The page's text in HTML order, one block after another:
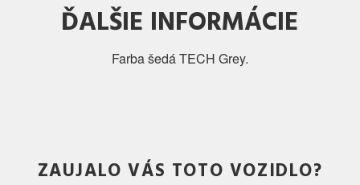
ĎALŠIE INFORMÁCIE
Farba šedá TECH Grey.
ZAUJALO VÁS TOTO VOZIDLO?